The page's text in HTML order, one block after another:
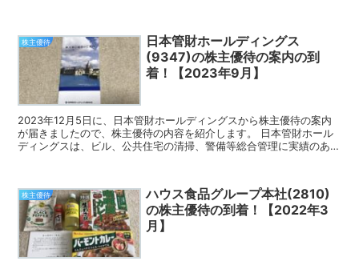
株主優待
日本管財ホールディングス
(9347)の株主優待の案内の到
着！【2023年9月】
2023年12月5日に、日本管財ホールディングスから株主優待の案内
が届きましたので、株主優待の内容を紹介します。 日本管財ホール
ディングスは、ビル、公共住宅の清掃、警備等総合管理に実績のある
株主優待
ハウス食品グループ本社(2810)
の株主優待の到着！【2022年3
月】